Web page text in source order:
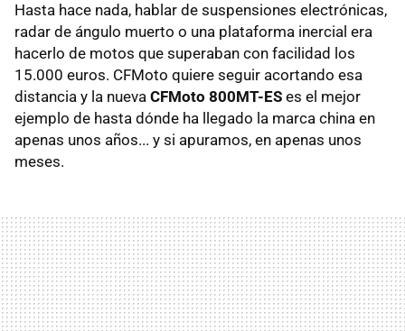
Hasta hace nada, hablar de suspensiones electrónicas,
radar de ángulo muerto o una plataforma inercial era
hacerlo de motos que superaban con facilidad los
15.000 euros. CFMoto quiere seguir acortando esa
distancia y la nueva CFMoto 800MT-ES es el mejor
ejemplo de hasta dónde ha llegado la marca china en
apenas unos años... y si apuramos, en apenas unos
meses.